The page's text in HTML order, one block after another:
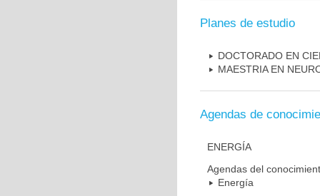
Planes de estudio
DOCTORADO EN
MAESTRIA EN
Agendas de
ENERGÍA
Agendas del
Energía